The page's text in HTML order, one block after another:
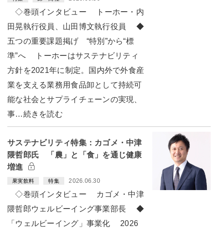
◇巻頭インタビュー トーホー・内
田晃執行役員、山田博文執行役員 ◆
五つの重要課題掲げ “特別”から“標
準”へ トーホーはサステナビリティ
方針を2021年に制定。国内外で外食産
業を支える業務用食品卸として持続可
能な社会とサプライチェーンの実現、
事…続きを読む
サステナビリティ特集：カゴメ・中津
隈哲郎氏 「農」と「食」を通じ健康
増進
果実飲料 特集 2026.06.30
◇巻頭インタビュー カゴメ・中津
隈哲郎ウェルビーイング事業部長 ◆
「ウェルビーイング」事業化 2026